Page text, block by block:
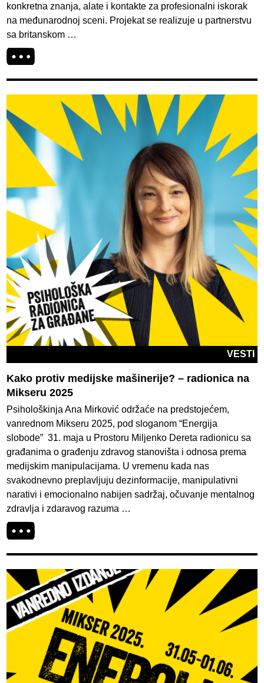
konkretna znanja, alate i kontakte za profesionalni iskorak
na međunarodnoj sceni. Projekat se realizuje u partnerstvu
sa britanskom …
VESTI
Kako protiv medijske mašinerije? – radionica na
Mikseru 2025
Psihološkinja Ana Mirković održaće na predstojećem,
vanrednom Mikseru 2025, pod sloganom “Energija
slobode” 31. maja u Prostoru Miljenko Dereta radionicu sa
građanima o građenju zdravog stanovišta i odnosa prema
medijskim manipulacijama. U vremenu kada nas
svakodnevno preplavljuju dezinformacije, manipulativni
narativi i emocionalno nabijen sadržaj, očuvanje mentalnog
zdravlja i zdaravog razuma …